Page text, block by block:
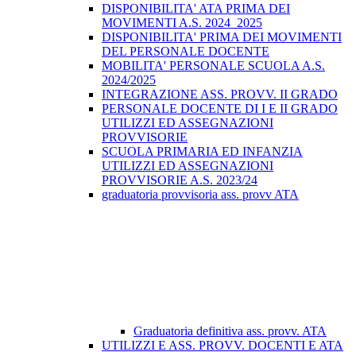
DISPONIBILITA' ATA PRIMA DEI
MOVIMENTI A.S. 2024_2025
DISPONIBILITA' PRIMA DEI MOVIMENTI
DEL PERSONALE DOCENTE
MOBILITA' PERSONALE SCUOLA A.S.
2024/2025
INTEGRAZIONE ASS. PROVV. II GRADO
PERSONALE DOCENTE DI I E II GRADO
UTILIZZI ED ASSEGNAZIONI
PROVVISORIE
SCUOLA PRIMARIA ED INFANZIA
UTILIZZI ED ASSEGNAZIONI
PROVVISORIE A.S. 2023/24
graduatoria provvisoria ass. provv ATA
Graduatoria definitiva ass. provv. ATA
UTILIZZI E ASS. PROVV. DOCENTI E ATA